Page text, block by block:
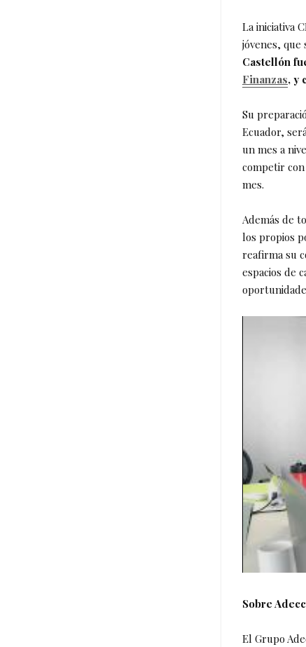
La iniciativa
jóvenes,
Castellón
Finanzas, y
Su
Ecuador,
un mes a
competir
mes.
Además de
los propios
reafirma su
espacios de
Sobre
El Grupo